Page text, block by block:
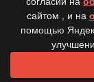
Вся
стоимости
является
сайтом , и на
помощью